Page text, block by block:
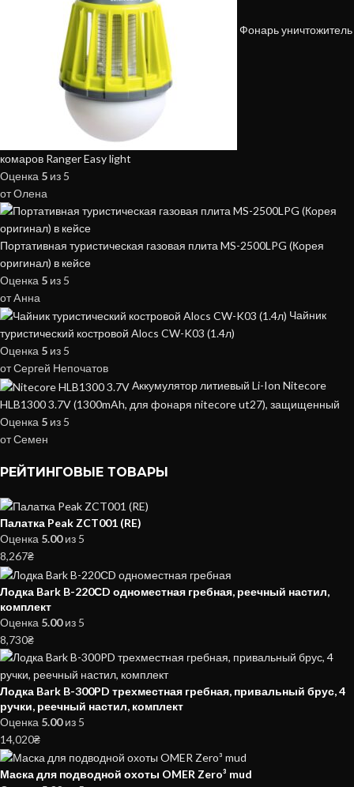
Фонарь уничтожитель
комаров Ranger Easy light
Оценка 5 из 5
от Олена
Портативная туристическая газовая плита MS-2500LPG (Корея
оригинал) в кейсе
Оценка 5 из 5
от Aнна
Чайник
туристический костровой Alocs CW-K03 (1.4л)
Оценка 5 из 5
от Сергей Непочатов
Аккумулятор литиевый Li-Ion Nitecore
HLB1300 3.7V (1300mAh, для фонаря nitecore ut27), защищенный
Оценка 5 из 5
от Семен
РЕЙТИНГОВЫЕ ТОВАРЫ
Палатка Peak ZCT001 (RE)
Оценка 5.00из 5
8,267₴
Лодка Bark B-220СD одноместная гребная, реечный настил,
комплект
Оценка 5.00из 5
8,730₴
Лодка Bark B-300PD трехместная гребная, привальный брус, 4
ручки, реечный настил, комплект
Оценка 5.00из 5
14,020₴
Маска для подводной охоты OMER Zero³ mud